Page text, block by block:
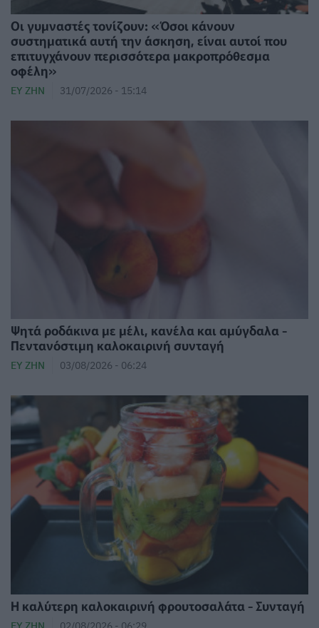
Οι γυμναστές τονίζουν: «Όσοι κάνουν
συστηματικά αυτή την άσκηση, είναι αυτοί που
επιτυγχάνουν περισσότερα μακροπρόθεσμα
οφέλη»
ΕΥ ΖΗΝ 31/07/2026 - 15:14
Ψητά ροδάκινα με μέλι, κανέλα και αμύγδαλα -
Πεντανόστιμη καλοκαιρινή συνταγή
ΕΥ ΖΗΝ 03/08/2026 - 06:24
Η καλύτερη καλοκαιρινή φρουτοσαλάτα - Συνταγή